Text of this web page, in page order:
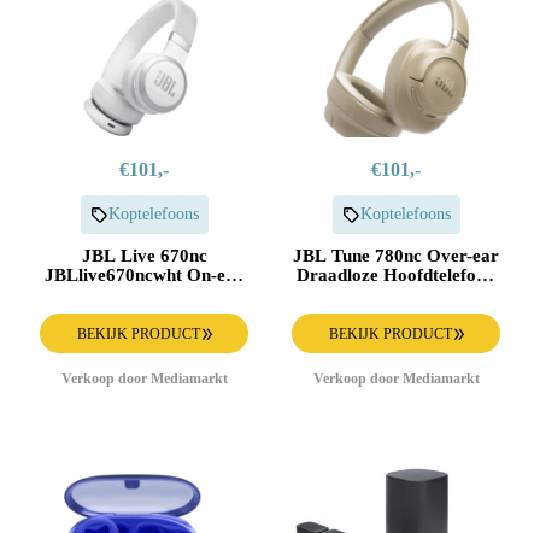
€101,-
Koptelefoons
JBL Live 670nc
JBLlive670ncwht On-ear
Met Noise-cancelling Wit
BEKIJK PRODUCT
Verkoop door Mediamarkt
€101,-
Koptelefoons
JBL Tune 780nc Over-ear
Draadloze Hoofdtelefoon
Beige
BEKIJK PRODUCT
Verkoop door Mediamarkt